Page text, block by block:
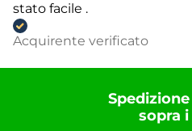
stato facile .
Acquirente verificato
sopra